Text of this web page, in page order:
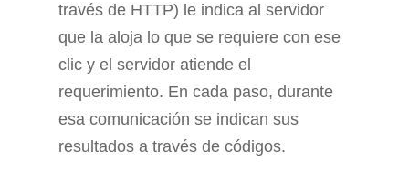
través de HTTP) le indica al servidor
que la aloja lo que se requiere con ese
clic y el servidor atiende el
requerimiento. En cada paso, durante
esa comunicación se indican sus
resultados a través de códigos.